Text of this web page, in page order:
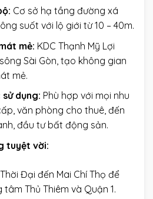
Cơ sở hạ tầng đường xá
suốt với lộ giới từ 10 – 40m.
mẻ: KDC Thạnh Mỹ Lợi
Sài Gòn, tạo không gian
mẻ.
dụng: Phù hợp với mọi nhu
văn phòng cho thuê, đến
đầu tư bất động sản.
tuyệt vời:
Đại đến Mai Chí Thọ để
Thủ Thiêm và Quận 1.